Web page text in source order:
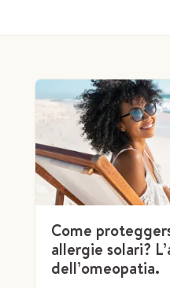
Come
allergie solari?
dell’omeopatia.